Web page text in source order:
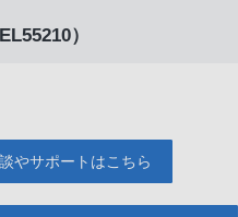
）
やサポートはこちら